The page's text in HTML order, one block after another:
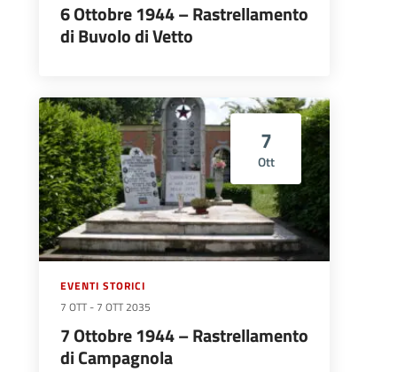
6 Ottobre 1944 – Rastrellamento
di Buvolo di Vetto
7
Ott
EVENTI STORICI
7 OTT - 7 OTT 2035
7 Ottobre 1944 – Rastrellamento
di Campagnola